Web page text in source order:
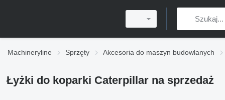
Machineryline Sprzęty Akcesoria do maszyn budowlanych
Łyżki do koparki Caterpillar na sprzedaż